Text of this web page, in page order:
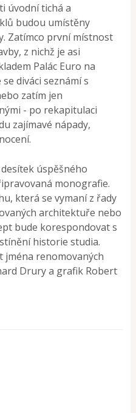
úvodní tichá a
budou umístěny
Zatímco první místnost
z nichž je asi
Palác Euro na
diváci seznámí s
zatím jen
- po rekapitulaci
zajímavé nápady,
úspěšného
monografie.
která se vymaní z řady
architektuře nebo
bude korespondovat s
historie studia.
jména renomovaných
Drury a grafik Robert